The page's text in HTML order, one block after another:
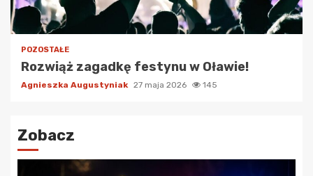
POZOSTAŁE
Rozwiąż zagadkę festynu w Oławie!
Agnieszka Augustyniak 27 maja 2026 145
Zobacz